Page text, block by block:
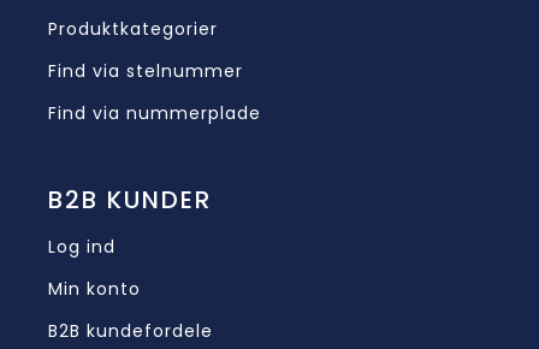
Produktkategorier
Find via stelnummer
Find via nummerplade
B2B KUNDER
Log ind
Min konto
B2B kundefordele